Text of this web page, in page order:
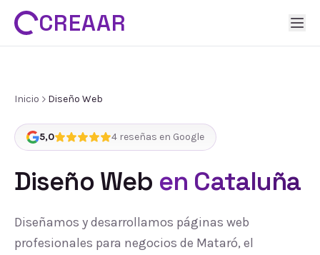
CREAAR
Inicio Diseño Web
5,0 4 reseñas en Google
Diseño Web en Cataluña
Diseñamos y desarrollamos páginas web
profesionales para negocios de Mataró, el